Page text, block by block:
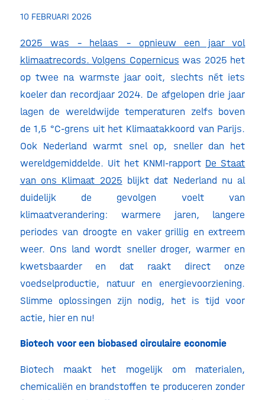
10 FEBRUARI 2026
2025 was – helaas – opnieuw een jaar vol
klimaatrecords. Volgens Copernicus was 2025 het
op twee na warmste jaar ooit, slechts nét iets
koeler dan recordjaar 2024. De afgelopen drie jaar
lagen de wereldwijde temperaturen zelfs boven
de 1,5 °C‑grens uit het Klimaatakkoord van Parijs.
Ook Nederland warmt snel op, sneller dan het
wereldgemiddelde. Uit het KNMI‑rapport De Staat
van ons Klimaat 2025 blijkt dat Nederland nu al
duidelijk de gevolgen voelt van
klimaatverandering: warmere jaren, langere
periodes van droogte en vaker grillig en extreem
weer. Ons land wordt sneller droger, warmer en
kwetsbaarder en dat raakt direct onze
voedselproductie, natuur en energievoorziening.
Slimme oplossingen zijn nodig, het is tijd voor
actie, hier en nu!
Biotech voor een biobased circulaire economie
Biotech maakt het mogelijk om materialen,
chemicaliën en brandstoffen te produceren zonder